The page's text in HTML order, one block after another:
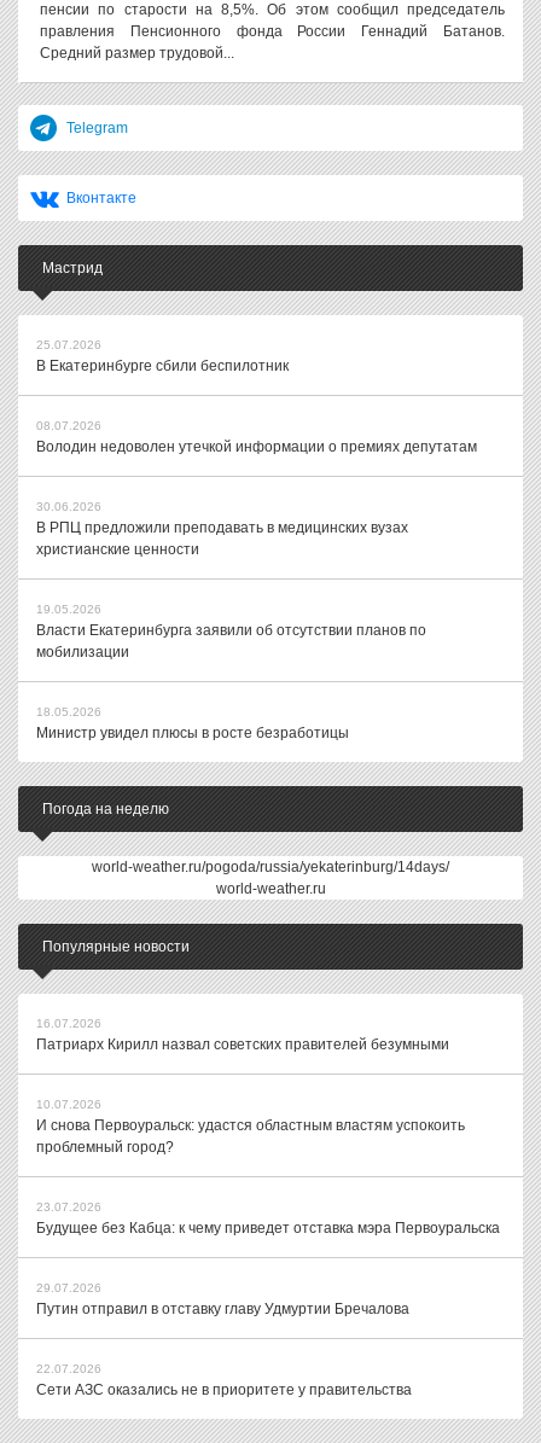
пенсии по старости на 8,5%. Об этом сообщил председатель
правления Пенсионного фонда России Геннадий Батанов.
Средний размер трудовой...
Telegram
Вконтакте
Мастрид
25.07.2026
В Екатеринбурге сбили беспилотник
08.07.2026
Володин недоволен утечкой информации о премиях депутатам
30.06.2026
В РПЦ предложили преподавать в медицинских вузах
христианские ценности
19.05.2026
Власти Екатеринбурга заявили об отсутствии планов по
мобилизации
18.05.2026
Министр увидел плюсы в росте безработицы
Погода на неделю
world-weather.ru/pogoda/russia/yekaterinburg/14days/
world-weather.ru
Популярные новости
16.07.2026
Патриарх Кирилл назвал советских правителей безумными
10.07.2026
И снова Первоуральск: удастся областным властям успокоить
проблемный город?
23.07.2026
Будущее без Кабца: к чему приведет отставка мэра Первоуральска
29.07.2026
Путин отправил в отставку главу Удмуртии Бречалова
22.07.2026
Сети АЗС оказались не в приоритете у правительства